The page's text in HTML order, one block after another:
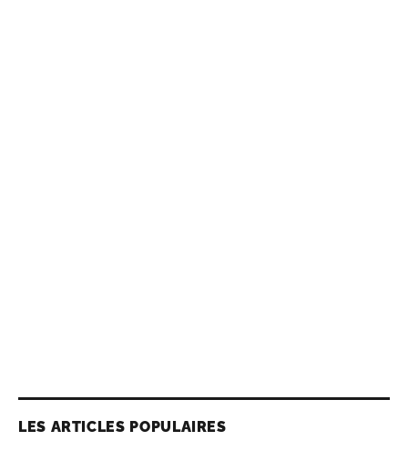
LES ARTICLES POPULAIRES